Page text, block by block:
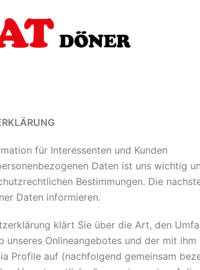
für Interessenten und Kunden
Daten ist uns wichtig
Bestimmungen. Die
Daten informieren.
klärt Sie über die Art, den
unseres Onlineangebotes und der mit
Profile auf (nachfolgend gemeinsam